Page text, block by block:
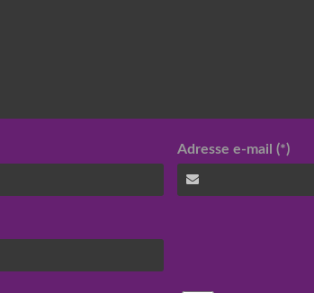
Adresse e-mail (*)